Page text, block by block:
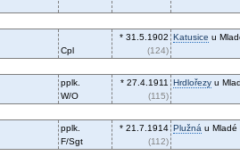
Cpl
* 31.5.1902
(124)
Katusice u
pplk.
W/O
* 27.4.1911
(115)
Hrdlořezy u
pplk.
F/Sgt
* 21.7.1914
(112)
Plužná u Mladé